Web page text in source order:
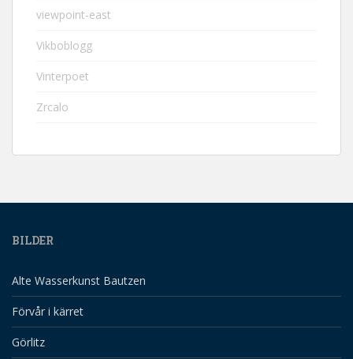
viewpoint-east
Vikboblogg
Vinterpoet
Zrcalo
BILDER
Alte Wasserkunst Bautzen
Förvår i kärret
Görlitz